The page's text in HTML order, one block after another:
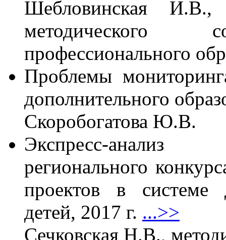
Шебловинская И.В.,
методического
профессионального
Проблемы
дополнительного
Скоробогатова Ю.В.
Экспресс-анализ
регионального
проектов в системе
детей, 2017 г. ...>>
Сечковская Н.В.,